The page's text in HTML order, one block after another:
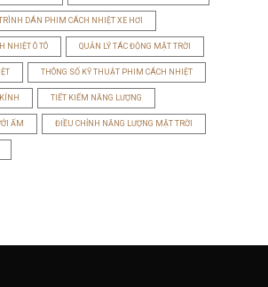
DÁN PHIM CÁCH NHIỆT XE HƠI
NHIỆT Ô TÔ QUẢN LÝ TÁC ĐỘNG MẶT TRỜI
THÔNG SỐ KỸ THUẬT PHIM CÁCH NHIỆT
TIẾT KIẾM NĂNG LƯỢNG
ẤM ĐIỀU CHỈNH NĂNG LƯỢNG MẶT TRỜI